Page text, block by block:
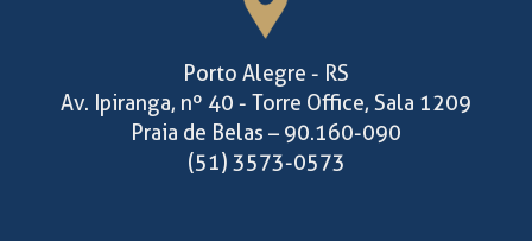
Porto Alegre - RS
Av. Ipiranga, nº 40 - Torre Office, Sala 1209
Praia de Belas – 90.160-090
(51) 3573-0573